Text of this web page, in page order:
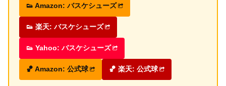
👟 Amazon: バスケシューズ
👟 楽天: バスケシューズ
👟 Yahoo: バスケシューズ
🏀 Amazon: 公式球 🏀 楽天: 公式球